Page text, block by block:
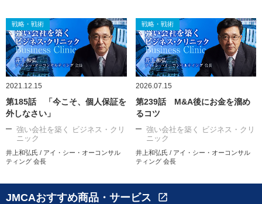
戦略・戦術
2021.12.15
第185話 「今こそ、個人保証を
外しなさい」
強い会社を築く ビジネス・クリ
ニック
井上和弘氏 / アイ・シー・オーコンサル
ティング 会長
戦略・戦術
2026.07.15
第239話 M&A後にお金を溜め
るコツ
強い会社を築く ビジネス・クリ
ニック
井上和弘氏 / アイ・シー・オーコンサル
ティング 会長
JMCAおすすめ商品・サービス open_in_new